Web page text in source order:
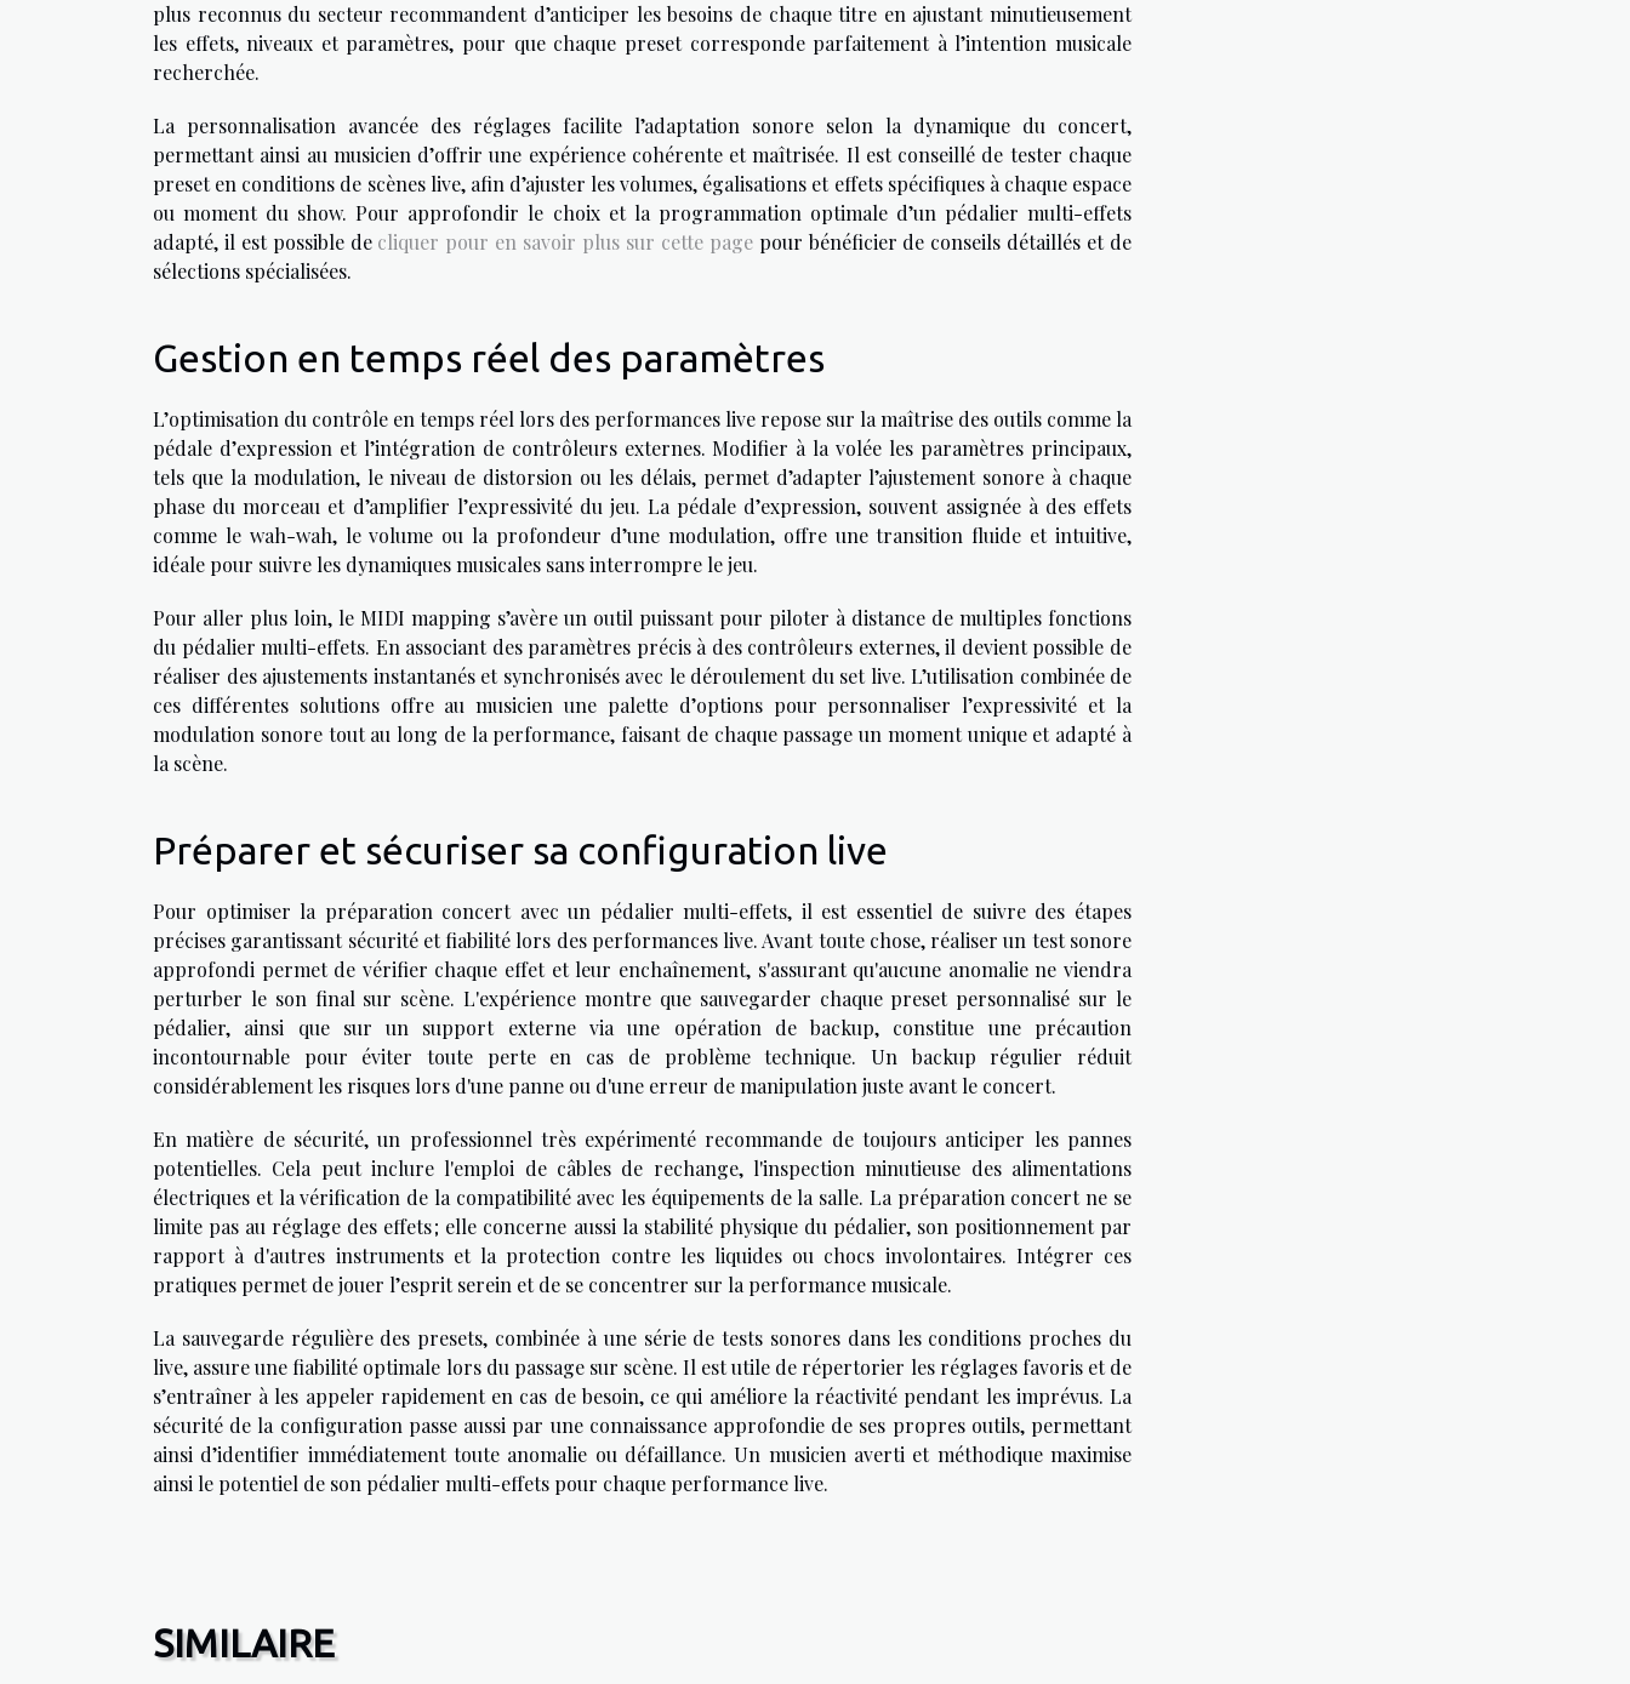
plus reconnus du secteur recommandent d’anticiper les besoins de chaque titre en ajustant minutieusement
les effets, niveaux et paramètres, pour que chaque preset corresponde parfaitement à l’intention musicale
recherchée.
La personnalisation avancée des réglages facilite l’adaptation sonore selon la dynamique du concert,
permettant ainsi au musicien d’offrir une expérience cohérente et maîtrisée. Il est conseillé de tester chaque
preset en conditions de scènes live, afin d’ajuster les volumes, égalisations et effets spécifiques à chaque espace
ou moment du show. Pour approfondir le choix et la programmation optimale d’un pédalier multi-effets
adapté, il est possible de cliquer pour en savoir plus sur cette pagepour bénéficier de conseils détaillés et de
sélections spécialisées.
Gestion en temps réel des paramètres
L’optimisation du contrôle en temps réel lors des performances live repose sur la maîtrise des outils comme la
pédale d’expression et l’intégration de contrôleurs externes. Modifier à la volée les paramètres principaux,
tels que la modulation, le niveau de distorsion ou les délais, permet d’adapter l’ajustement sonore à chaque
phase du morceau et d’amplifier l’expressivité du jeu. La pédale d’expression, souvent assignée à des effets
comme le wah-wah, le volume ou la profondeur d’une modulation, offre une transition fluide et intuitive,
idéale pour suivre les dynamiques musicales sans interrompre le jeu.
Pour aller plus loin, le MIDI mapping s’avère un outil puissant pour piloter à distance de multiples fonctions
du pédalier multi-effets. En associant des paramètres précis à des contrôleurs externes, il devient possible de
réaliser des ajustements instantanés et synchronisés avec le déroulement du set live. L’utilisation combinée de
ces différentes solutions offre au musicien une palette d’options pour personnaliser l’expressivité et la
modulation sonore tout au long de la performance, faisant de chaque passage un moment unique et adapté à
la scène.
Préparer et sécuriser sa configuration live
Pour optimiser la préparation concert avec un pédalier multi-effets, il est essentiel de suivre des étapes
précises garantissant sécurité et fiabilité lors des performances live. Avant toute chose, réaliser un test sonore
approfondi permet de vérifier chaque effet et leur enchaînement, s'assurant qu'aucune anomalie ne viendra
perturber le son final sur scène. L'expérience montre que sauvegarder chaque preset personnalisé sur le
pédalier, ainsi que sur un support externe via une opération de backup, constitue une précaution
incontournable pour éviter toute perte en cas de problème technique. Un backup régulier réduit
considérablement les risques lors d'une panne ou d'une erreur de manipulation juste avant le concert.
En matière de sécurité, un professionnel très expérimenté recommande de toujours anticiper les pannes
potentielles. Cela peut inclure l'emploi de câbles de rechange, l'inspection minutieuse des alimentations
électriques et la vérification de la compatibilité avec les équipements de la salle. La préparation concert ne se
limite pas au réglage des effets ; elle concerne aussi la stabilité physique du pédalier, son positionnement par
rapport à d'autres instruments et la protection contre les liquides ou chocs involontaires. Intégrer ces
pratiques permet de jouer l’esprit serein et de se concentrer sur la performance musicale.
La sauvegarde régulière des presets, combinée à une série de tests sonores dans les conditions proches du
live, assure une fiabilité optimale lors du passage sur scène. Il est utile de répertorier les réglages favoris et de
s’entraîner à les appeler rapidement en cas de besoin, ce qui améliore la réactivité pendant les imprévus. La
sécurité de la configuration passe aussi par une connaissance approfondie de ses propres outils, permettant
ainsi d’identifier immédiatement toute anomalie ou défaillance. Un musicien averti et méthodique maximise
ainsi le potentiel de son pédalier multi-effets pour chaque performance live.
SIMILAIRE